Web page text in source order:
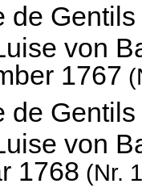
de
von
1767
de
von
1768 (Nr.